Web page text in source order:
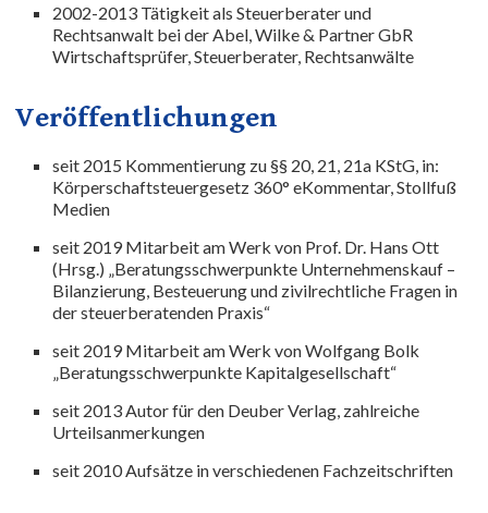
2002-2013 Tätigkeit als Steuerberater und
Rechtsanwalt bei der Abel, Wilke & Partner GbR
Wirtschaftsprüfer, Steuerberater, Rechtsanwälte
Veröffentlichungen
seit 2015 Kommentierung zu §§ 20, 21, 21a KStG, in:
Körperschaftsteuergesetz 360° eKommentar, Stollfuß
Medien
seit 2019 Mitarbeit am Werk von Prof. Dr. Hans Ott
(Hrsg.) „Beratungsschwerpunkte Unternehmenskauf –
Bilanzierung, Besteuerung und zivilrechtliche Fragen in
der steuerberatenden Praxis“
seit 2019 Mitarbeit am Werk von Wolfgang Bolk
„Beratungsschwerpunkte Kapitalgesellschaft“
seit 2013 Autor für den Deuber Verlag, zahlreiche
Urteilsanmerkungen
seit 2010 Aufsätze in verschiedenen Fachzeitschriften